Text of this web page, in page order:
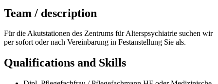
Team / description
Für die Akutstationen des Zentrums für Alterspsychiatrie suchen wir
per sofort oder nach Vereinbarung in Festanstellung Sie als.
Qualifications and Skills